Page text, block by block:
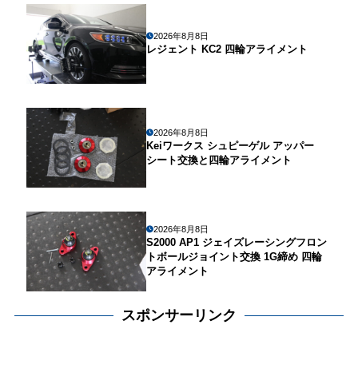
2026年8月8日
レジェント KC2 四輪アライメント
2026年8月8日
Keiワークス シュピーゲル アッパー
シート交換と四輪アライメント
2026年8月8日
S2000 AP1 ジェイズレーシングフロン
トボールジョイント交換 1G締め 四輪
アライメント
スポンサーリンク